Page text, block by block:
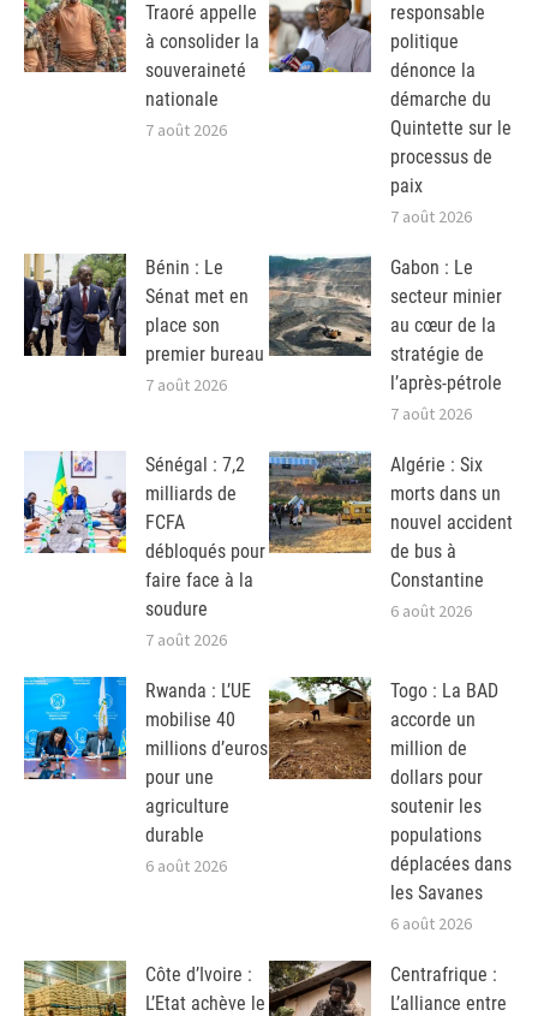
Traoré appelle
à consolider la
souveraineté
nationale
7 août 2026
responsable
politique
dénonce la
démarche du
Quintette sur le
processus de
paix
7 août 2026
Bénin : Le
Sénat met en
place son
premier bureau
7 août 2026
Gabon : Le
secteur minier
au cœur de la
stratégie de
l’après-pétrole
7 août 2026
Sénégal : 7,2
milliards de
FCFA
débloqués pour
faire face à la
soudure
7 août 2026
Algérie : Six
morts dans un
nouvel accident
de bus à
Constantine
6 août 2026
Rwanda : L’UE
mobilise 40
millions d’euros
pour une
agriculture
durable
6 août 2026
Togo : La BAD
accorde un
million de
dollars pour
soutenir les
populations
déplacées dans
les Savanes
6 août 2026
Côte d’Ivoire :
L’Etat achève le
Centrafrique :
L’alliance entre